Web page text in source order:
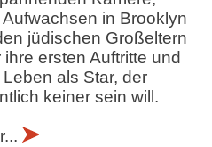
in Brooklyn
jüdischen Großeltern
ihre ersten Auftritte und
als Star, der
keiner sein will.